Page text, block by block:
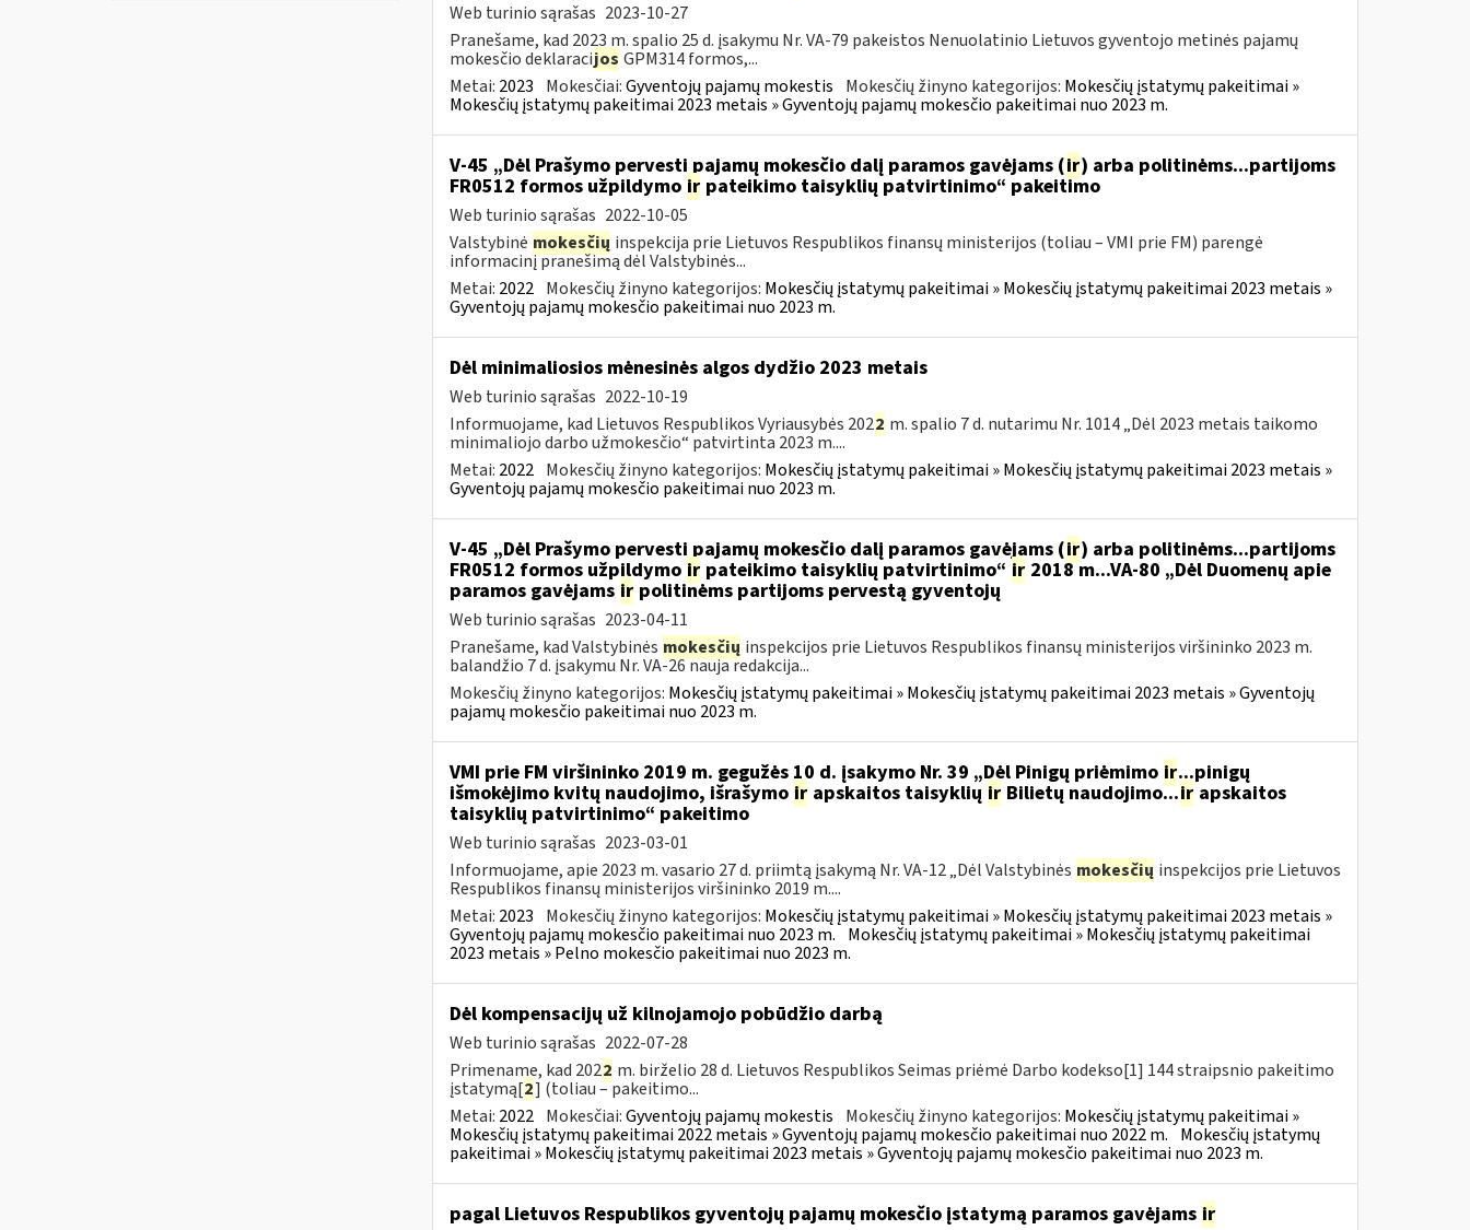
Web turinio sąrašas 2023-10-27
Pranešame, kad 2023 m. spalio 25 d. įsakymu Nr. VA-79 pakeistos Nenuolatinio Lietuvos gyventojo metinės pajamų
mokesčio deklaracijos GPM314 formos,...
Metai: 2023 Mokesčiai:Gyventojų pajamų mokestis Mokesčių žinyno kategorijos: Mokesčių įstatymų pakeitimai »
Mokesčių įstatymų pakeitimai 2023 metais » Gyventojų pajamų mokesčio pakeitimai nuo 2023 m.
V-45 „Dėl Prašymo pervesti pajamų mokesčio dalį paramos gavėjams (ir) arba politinėms...partijoms
FR0512 formos užpildymo irpateikimo taisyklių patvirtinimo“ pakeitimo
Web turinio sąrašas 2022-10-05
Valstybinė mokesčių inspekcija prie Lietuvos Respublikos finansų ministerijos (toliau – VMI prie FM) parengė
informacinį pranešimą dėl Valstybinės...
Metai: 2022 Mokesčių žinyno kategorijos: Mokesčių įstatymų pakeitimai » Mokesčių įstatymų pakeitimai 2023 metais »
Gyventojų pajamų mokesčio pakeitimai nuo 2023 m.
Dėl minimaliosios mėnesinės algos dydžio 2023 metais
Web turinio sąrašas 2022-10-19
Informuojame, kad Lietuvos Respublikos Vyriausybės 2022 m. spalio 7 d. nutarimu Nr. 1014 „Dėl 2023 metais taikomo
minimaliojo darbo užmokesčio“ patvirtinta 2023 m....
Metai: 2022 Mokesčių žinyno kategorijos: Mokesčių įstatymų pakeitimai » Mokesčių įstatymų pakeitimai 2023 metais »
Gyventojų pajamų mokesčio pakeitimai nuo 2023 m.
V-45 „Dėl Prašymo pervesti pajamų mokesčio dalį paramos gavėjams (ir) arba politinėms...partijoms
FR0512 formos užpildymo irpateikimo taisyklių patvirtinimo“ ir2018 m...VA-80 „Dėl Duomenų apie
paramos gavėjams irpolitinėms partijoms pervestą gyventojų
Web turinio sąrašas 2023-04-11
Pranešame, kad Valstybinės mokesčių inspekcijos prie Lietuvos Respublikos finansų ministerijos viršininko 2023 m.
balandžio 7 d. įsakymu Nr. VA-26 nauja redakcija...
Mokesčių žinyno kategorijos: Mokesčių įstatymų pakeitimai » Mokesčių įstatymų pakeitimai 2023 metais » Gyventojų
pajamų mokesčio pakeitimai nuo 2023 m.
VMI prie FM viršininko 2019 m. gegužės 10 d. įsakymo Nr. 39 „Dėl Pinigų priėmimo ir...pinigų
išmokėjimo kvitų naudojimo, išrašymo irapskaitos taisyklių irBilietų naudojimo...irapskaitos
taisyklių patvirtinimo“ pakeitimo
Web turinio sąrašas 2023-03-01
Informuojame, apie 2023 m. vasario 27 d. priimtą įsakymą Nr. VA-12 „Dėl Valstybinės mokesčių inspekcijos prie Lietuvos
Respublikos finansų ministerijos viršininko 2019 m....
Metai: 2023 Mokesčių žinyno kategorijos: Mokesčių įstatymų pakeitimai » Mokesčių įstatymų pakeitimai 2023 metais »
Gyventojų pajamų mokesčio pakeitimai nuo 2023 m. Mokesčių įstatymų pakeitimai » Mokesčių įstatymų pakeitimai
2023 metais » Pelno mokesčio pakeitimai nuo 2023 m.
Dėl kompensacijų už kilnojamojo pobūdžio darbą
Web turinio sąrašas 2022-07-28
Primename, kad 2022 m. birželio 28 d. Lietuvos Respublikos Seimas priėmė Darbo kodekso[1] 144 straipsnio pakeitimo
įstatymą[2] (toliau – pakeitimo...
Metai: 2022 Mokesčiai:Gyventojų pajamų mokestis Mokesčių žinyno kategorijos: Mokesčių įstatymų pakeitimai »
Mokesčių įstatymų pakeitimai 2022 metais » Gyventojų pajamų mokesčio pakeitimai nuo 2022 m. Mokesčių įstatymų
pakeitimai » Mokesčių įstatymų pakeitimai 2023 metais » Gyventojų pajamų mokesčio pakeitimai nuo 2023 m.
pagal Lietuvos Respublikos gyventojų pajamų mokesčio įstatymą paramos gavėjams ir